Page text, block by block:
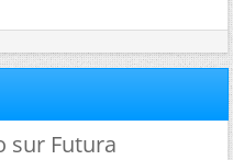
sur Futura